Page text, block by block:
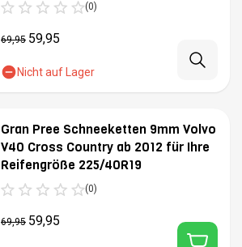
(0)
69,95 59,95
Nicht auf Lager
Gran Pree Schneeketten 9mm Volvo
V40 Cross Country ab 2012 für Ihre
Reifengröße 225/40R19
(0)
69,95 59,95